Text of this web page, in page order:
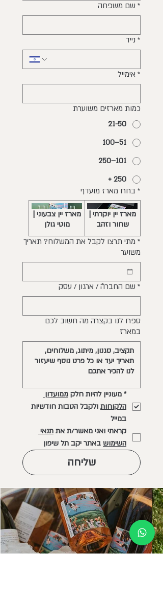
* שם משפחה
* נייד
* אימייל
כמות מארזים משוערת
21-50
51–100
101–250
250 +
* בחרו מארז מועדף
מארז יין יוקרתי |
שחור וזהב
מארז יין צבעוני |
מוטי גולן
* מתי תרצו לקבל את המשלוח? תאריך
משוער
* שם החברהֿ / ארגון / עסק
ספרו לנו בקצרה מה חשוב לכם
במארז
* מעוניין להיות חלק
הלקוחות
במייל
קראתי ואני מאשר/ת את
השימוש באתר יקב תל שיפון
שליחה